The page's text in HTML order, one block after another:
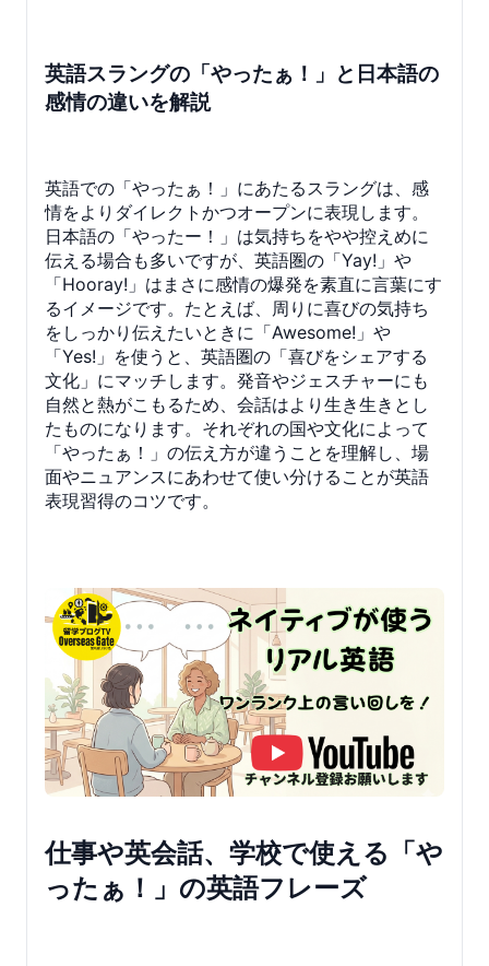
英語スラングの「やったぁ！」と日本語の
感情の違いを解説
英語での「やったぁ！」にあたるスラングは、感
情をよりダイレクトかつオープンに表現します。
日本語の「やったー！」は気持ちをやや控えめに
伝える場合も多いですが、英語圏の「Yay!」や
「Hooray!」はまさに感情の爆発を素直に言葉にす
るイメージです。たとえば、周りに喜びの気持ち
をしっかり伝えたいときに「Awesome!」や
「Yes!」を使うと、英語圏の「喜びをシェアする
文化」にマッチします。発音やジェスチャーにも
自然と熱がこもるため、会話はより生き生きとし
たものになります。それぞれの国や文化によって
「やったぁ！」の伝え方が違うことを理解し、場
面やニュアンスにあわせて使い分けることが英語
表現習得のコツです。
仕事や英会話、学校で使える「や
ったぁ！」の英語フレーズ